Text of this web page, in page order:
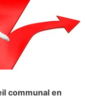
communal en